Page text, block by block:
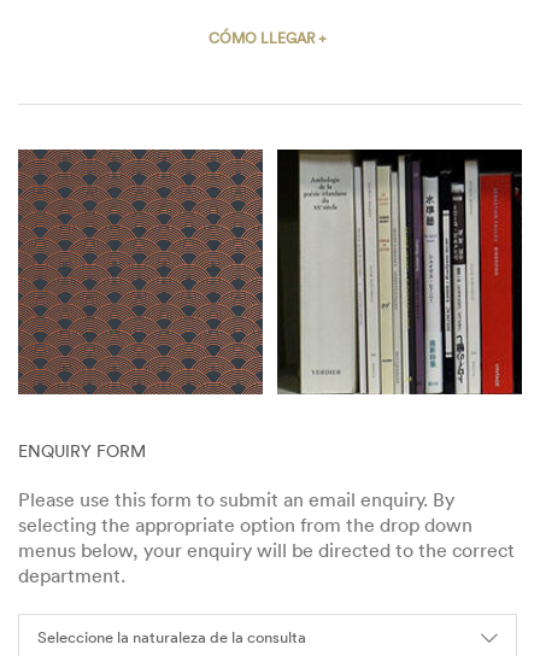
CÓMO LLEGAR +
ENQUIRY FORM
Please use this form to submit an email enquiry. By
selecting the appropriate option from the drop down
menus below, your enquiry will be directed to the correct
department.